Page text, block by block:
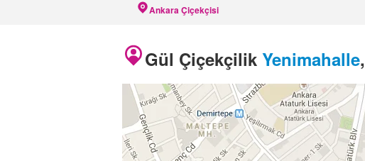
Ankara Çiçekçisi
Gül Çiçekçilik Yenimahalle,